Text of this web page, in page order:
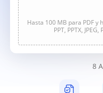
Hasta 100 MB para PDF y
PPT, PPTX, JPEG,
8